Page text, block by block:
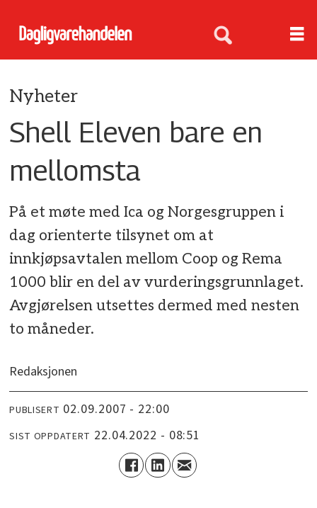
Nyheter
Shell Eleven bare en
mellomsta
På et møte med Ica og Norgesgruppen i
dag orienterte tilsynet om at
innkjøpsavtalen mellom Coop og Rema
1000 blir en del av vurderingsgrunnlaget.
Avgjørelsen utsettes dermed med nesten
to måneder.
Redaksjonen
PUBLISERT 02.09.2007 - 22:00
SIST OPPDATERT 22.04.2022 - 08:51